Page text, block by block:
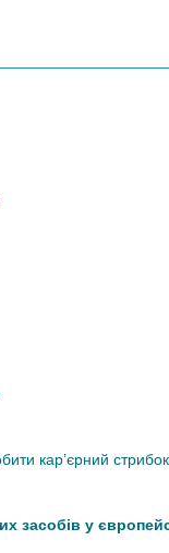
кар’єрний стрибок
засобів у